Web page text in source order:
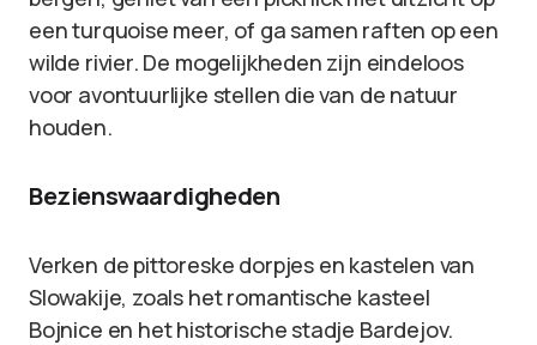
een turquoise meer, of ga samen raften op een
wilde rivier. De mogelijkheden zijn eindeloos
voor avontuurlijke stellen die van de natuur
houden.
Bezienswaardigheden
Verken de pittoreske dorpjes en kastelen van
Slowakije, zoals het romantische kasteel
Bojnice en het historische stadje Bardejov.